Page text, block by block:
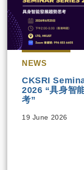
NEWS
CKSRI
2026 “具身智
考”
19 June 2026